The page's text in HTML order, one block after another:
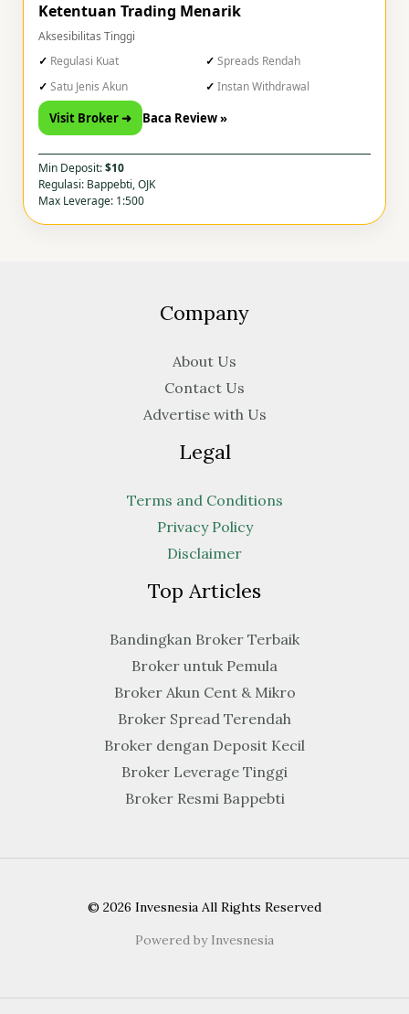
Ketentuan Trading Menarik
Aksesibilitas Tinggi
Regulasi Kuat
Spreads Rendah
Satu Jenis Akun
Instan Withdrawal
Visit Broker ➜ Baca Review »
Min Deposit:$10
Regulasi: Bappebti, OJK
Max Leverage: 1:500
Company
About Us
Contact Us
Advertise with Us
Legal
Terms and Conditions
Privacy Policy
Disclaimer
Top Articles
Bandingkan Broker Terbaik
Broker untuk Pemula
Broker Akun Cent & Mikro
Broker Spread Terendah
Broker dengan Deposit Kecil
Broker Leverage Tinggi
Broker Resmi Bappebti
© 2026 Invesnesia All Rights Reserved
Powered by Invesnesia